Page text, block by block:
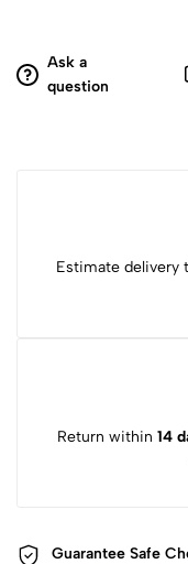
Ask a
question
Estimate delivery
Return within 14
Guarantee Safe